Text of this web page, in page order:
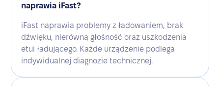
naprawia iFast?
iFast naprawia problemy z ładowaniem, brak
dźwięku, nierówną głośność oraz uszkodzenia
etui ładującego. Każde urządzenie podlega
indywidualnej diagnozie technicznej.